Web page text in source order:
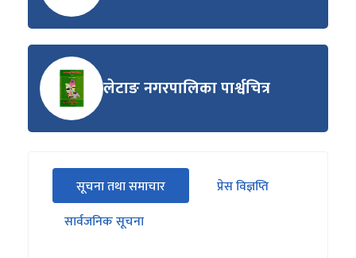
लेटाङ नगरपालिका पार्श्वचित्र
सीधा
पहिलो
ट्याबको
सूचना तथा समाचार
(सक्रिय ट्याब)
प्रेस विज्ञप्ति
सार्वजनिक सूचना